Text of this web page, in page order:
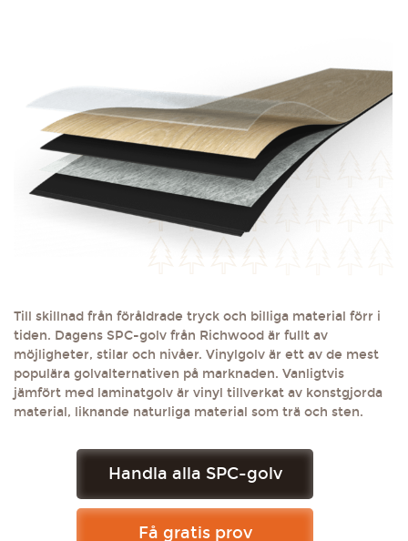
Till skillnad från föråldrade tryck och billiga material förr i
tiden. Dagens SPC-golv från Richwood är fullt av
möjligheter, stilar och nivåer. Vinylgolv är ett av de mest
populära golvalternativen på marknaden. Vanligtvis
jämfört med laminatgolv är vinyl tillverkat av konstgjorda
material, liknande naturliga material som trä och sten.
Handla alla SPC-golv
Få gratis prov